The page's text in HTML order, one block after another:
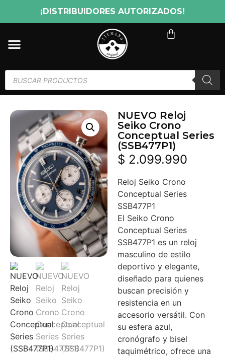
¡DISTRIBUIDORES AUTORIZADOS!
NUEVO Reloj
Seiko Crono
Conceptual Series
(SSB477P1)
$ 2.099.990
Reloj Seiko Crono
Conceptual Series
SSB477P1
El Seiko Crono
Conceptual Series
SSB477P1 es un reloj
masculino de estilo
deportivo y elegante,
diseñado para quienes
buscan precisión y
resistencia en un
accesorio versátil. Con
su esfera azul,
cronógrafo y bisel
taquimétrico, ofrece una